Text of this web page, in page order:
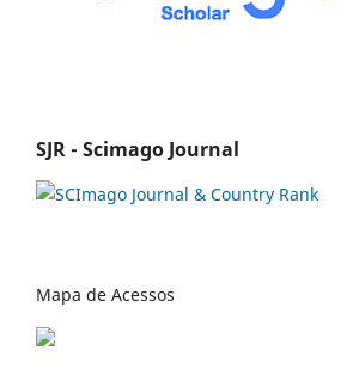
SJR - Scimago Journal
Mapa de Acessos